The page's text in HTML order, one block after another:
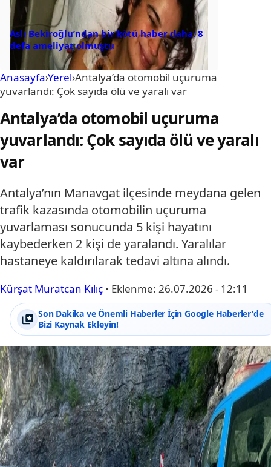
Aslı Bekiroğlu’ndan bir kötü haber daha: 8
defa ameliyat olmuştu
Anasayfa›Yerel›Antalya’da otomobil uçuruma
yuvarlandı: Çok sayıda ölü ve yaralı var
Antalya’da otomobil uçuruma
yuvarlandı: Çok sayıda ölü ve yaralı
var
Antalya’nın Manavgat ilçesinde meydana gelen
trafik kazasında otomobilin uçuruma
yuvarlaması sonucunda 5 kişi hayatını
kaybederken 2 kişi de yaralandı. Yaralılar
hastaneye kaldırılarak tedavi altına alındı.
Kürşat Muratcan Kılıç • Eklenme: 26.07.2026 - 12:11
Son Dakika ve Önemli Haberler İçin Google Haberler'de
Bizi Kaynak Ekleyin!